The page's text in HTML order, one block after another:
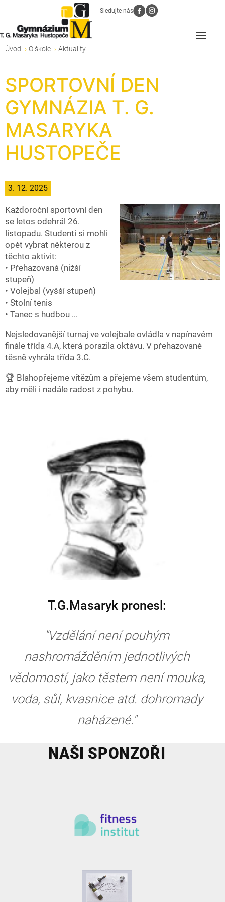
Sledujte nás
Úvod O škole Aktuality
SPORTOVNÍ DEN
GYMNÁZIA T. G.
MASARYKA
HUSTOPEČE
3. 12. 2025
Každoroční sportovní den
se letos odehrál 26.
listopadu. Studenti si mohli
opět vybrat některou z
těchto aktivit:
• Přehazovaná (nižší
stupeň)
• Volejbal (vyšší stupeň)
• Stolní tenis
• Tanec s hudbou ...
Nejsledovanější turnaj ve volejbale ovládla v napínavém
finále třída 4.A, která porazila oktávu. V přehazované
těsně vyhrála třída 3.C.
🏆 Blahopřejeme vítězům a přejeme všem studentům,
aby měli i nadále radost z pohybu.
T.G.Masaryk pronesl:
"Vzdělání není pouhým
nashromážděním jednotlivých
vědomostí, jako těstem není mouka,
voda, sůl, kvasnice atd. dohromady
naházené."
NAŠI SPONZOŘI